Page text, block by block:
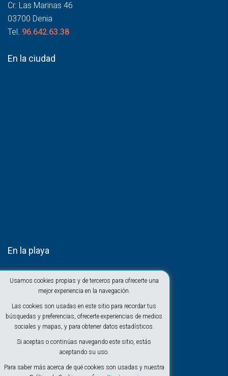
Usamos cookies propias y de terceros para ofrecerte una
mejor experiencia en la navegación.
Las cookies son usadas en este sitio para recordar tus
búsquedas y preferencias, ofrecerte experiencias de medios
sociales y mapas, y para obtener datos estadísticos.
Si aceptas o continúas navegando este sitio, estás
aceptando su uso.
Para saber más acerca de qué cookies son usadas y nuestra
Cr. Las Marinas 46
03700 Denia
Tel. 96.642.63.38
En la ciudad
En la playa